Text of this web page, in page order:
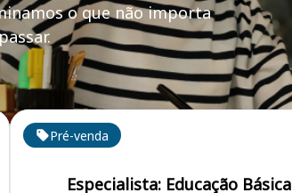
o que não importa
Pré-venda
Especialista: Educação Básica